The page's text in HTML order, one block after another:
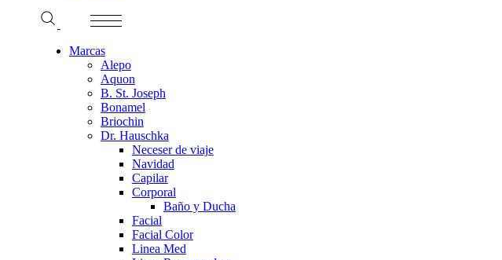
Marcas
Alepo
Aquon
B. St. Joseph
Bonamel
Briochin
Dr. Hauschka
Neceser de viaje
Navidad
Capilar
Corporal
Baño y Ducha
Facial
Facial Color
Linea Med